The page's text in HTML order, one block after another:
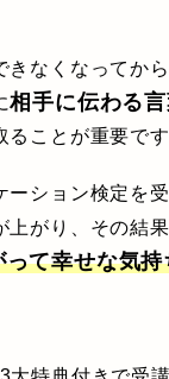
きなくなってか
相手に伝わる
ことが重要です
ーション検定を
上がり、その結果
て幸せな気持